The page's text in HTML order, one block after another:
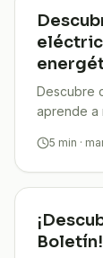
Descubre
aprende a
5 min ·
Boletín!